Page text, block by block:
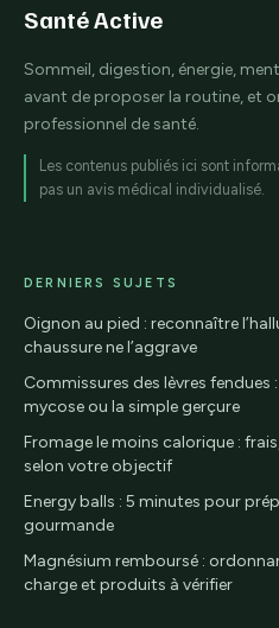
Santé Active
Sommeil, digestion, énergie,
avant de proposer la routine, et
professionnel de santé.
Les contenus publiés ici sont
pas un avis médical individualisé.
DERNIERS SUJETS
Oignon au pied : reconnaître
chaussure ne l’aggrave
Commissures des lèvres fendues
mycose ou la simple gerçure
Fromage le moins calorique :
selon votre objectif
Energy balls : 5 minutes pour
gourmande
Magnésium remboursé :
charge et produits à vérifier